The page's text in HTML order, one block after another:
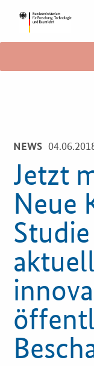
Praxisbeispiele
Publikationen
Netzwerk
Weitere
NEWS
Jetzt
Neue